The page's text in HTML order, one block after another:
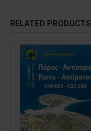
RELATED PRODUCTS